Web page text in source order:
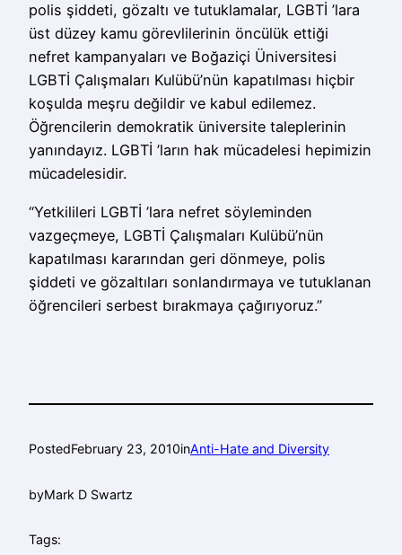
polis şiddeti, gözaltı ve tutuklamalar, LGBTİ ’lara
üst düzey kamu görevlilerinin öncülük ettiği
nefret kampanyaları ve Boğaziçi Üniversitesi
LGBTİ Çalışmaları Kulübü’nün kapatılması hiçbir
koşulda meşru değildir ve kabul edilemez.
Öğrencilerin demokratik üniversite taleplerinin
yanındayız. LGBTİ ’ların hak mücadelesi hepimizin
mücadelesidir.
“Yetkilileri LGBTİ ’lara nefret söyleminden
vazgeçmeye, LGBTİ Çalışmaları Kulübü’nün
kapatılması kararından geri dönmeye, polis
şiddeti ve gözaltıları sonlandırmaya ve tutuklanan
öğrencileri serbest bırakmaya çağırıyoruz.”
PostedFebruary 23, 2010inAnti-Hate and Diversity
byMark D Swartz
Tags: